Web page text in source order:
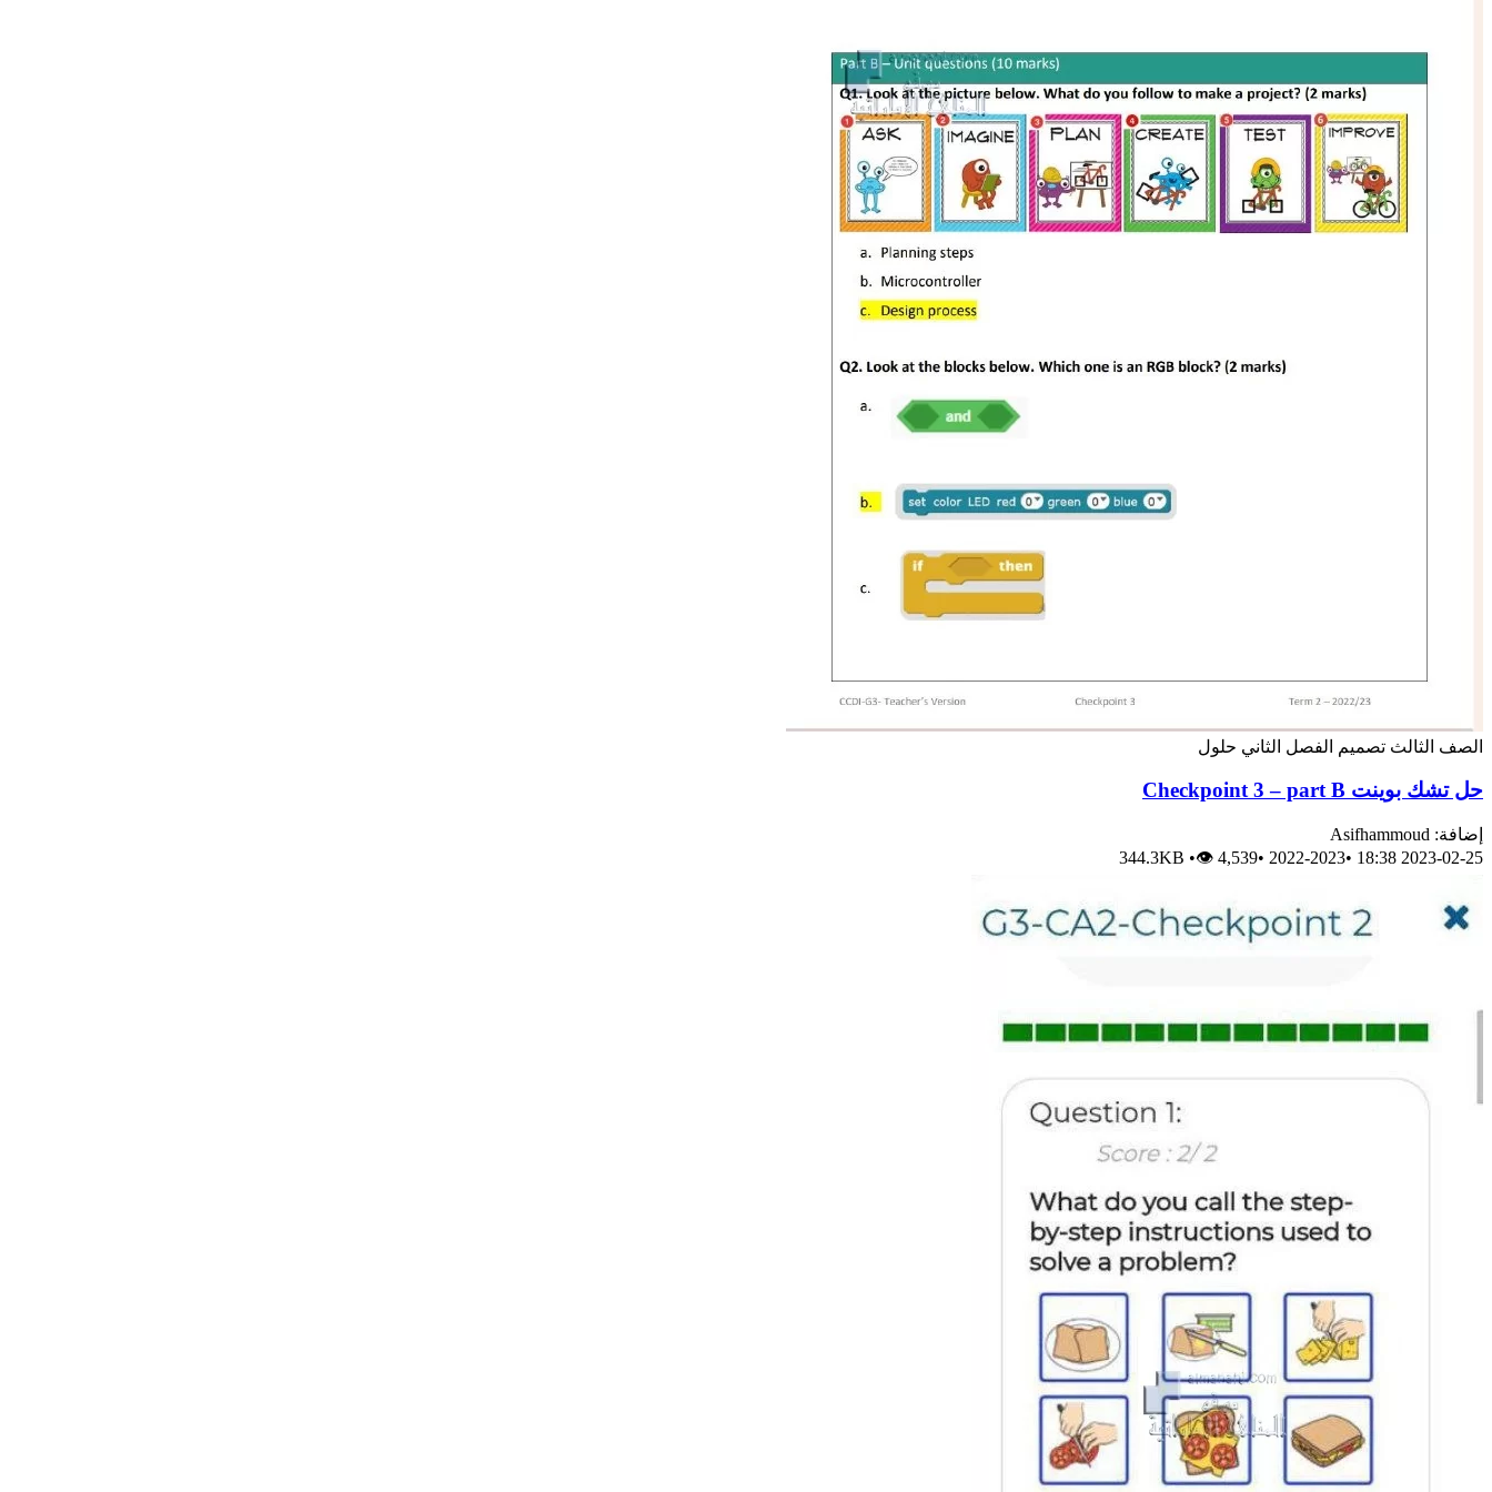
الصف الثالث تصميم الفصل الثاني حلول
حل تشك بوينت Checkpoint 3 – part B
إضافة: Asifhammoud
2023-02-25 18:38
•
2022-2023
•
344.3KB •👁 4,539